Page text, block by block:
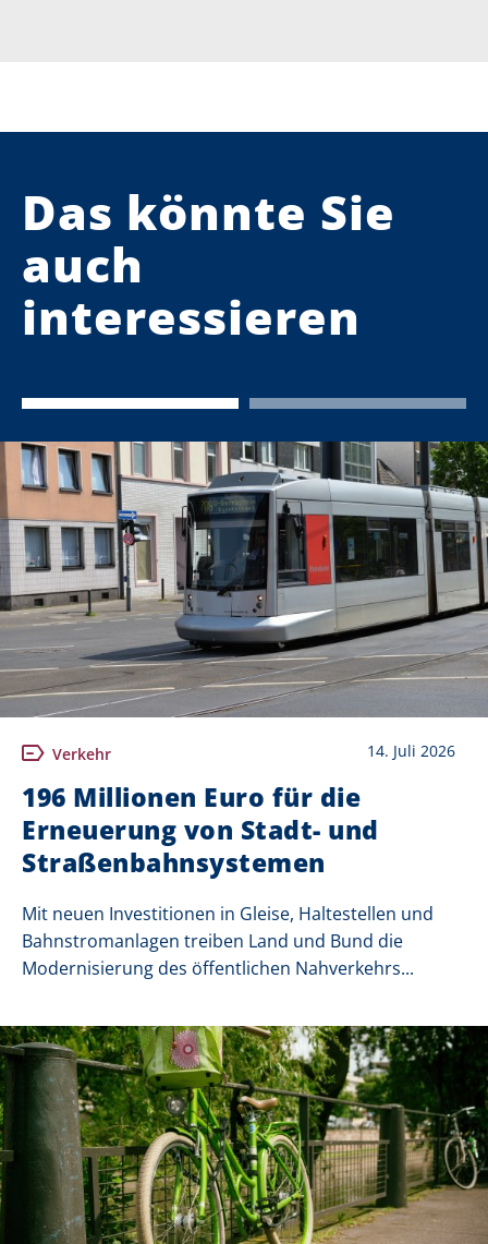
Das könnte Sie
auch
interessieren
Verkehr 14. Juli 2026
196 Millionen Euro für die
Erneuerung von Stadt- und
Straßenbahnsystemen
Mit neuen Investitionen in Gleise, Haltestellen und
Bahnstromanlagen treiben Land und Bund die
Modernisierung des öffentlichen Nahverkehrs...